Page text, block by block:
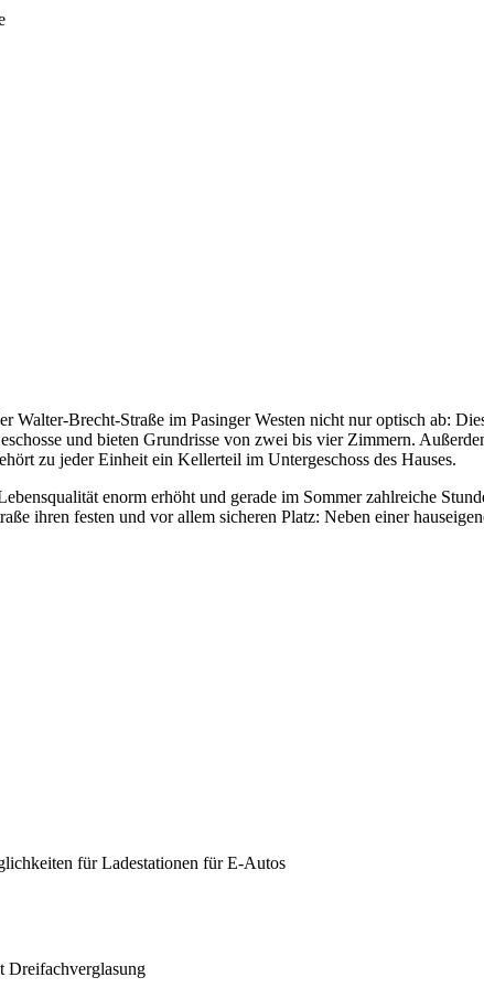
Walter-Brecht-Straße im Pasinger Westen nicht nur optisch ab:
und bieten Grundrisse von zwei bis vier Zimmern.
zu jeder Einheit ein Kellerteil im Untergeschoss des Hauses.
enorm erhöht und gerade im Sommer zahlreiche
ihren festen und vor allem sicheren Platz: Neben einer
für Ladestationen für E-Autos
Dreifachverglasung